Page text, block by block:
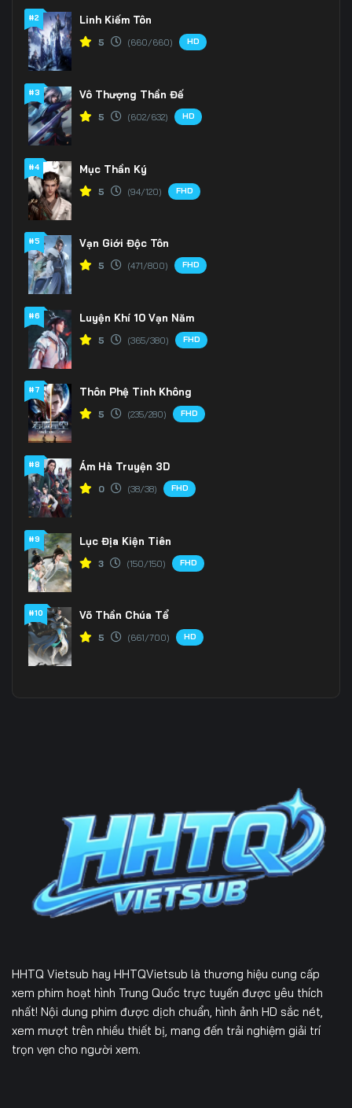
#2 Linh Kiếm Tôn
5 (660/660) HD
#3 Vô Thượng Thần Đế
5 (602/632) HD
#4 Mục Thần Ký
5 (94/120) FHD
#5 Vạn Giới Độc Tôn
5 (471/800) FHD
#6 Luyện Khí 10 Vạn Năm
5 (365/380) FHD
#7 Thôn Phệ Tinh Không
5 (235/280) FHD
#8 Ám Hà Truyện 3D
0 (38/38) FHD
#9 Lục Địa Kiện Tiên
3 (150/150) FHD
#10 Võ Thần Chúa Tể
5 (661/700) HD
HHTQ Vietsub hay HHTQVietsub là thương hiệu cung cấp
xem phim hoạt hình Trung Quốc trực tuyến được yêu thích
nhất! Nội dung phim được dịch chuẩn, hình ảnh HD sắc nét,
xem mượt trên nhiều thiết bị, mang đến trải nghiệm giải trí
trọn vẹn cho người xem.